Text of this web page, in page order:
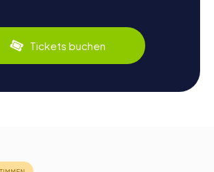
Tickets buchen